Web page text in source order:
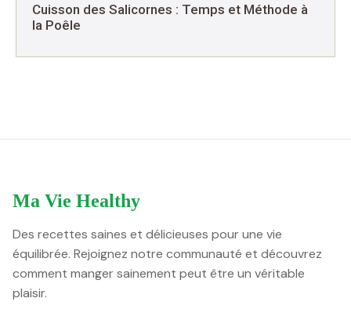
Cuisson des Salicornes : Temps et Méthode à
la Poêle
Ma Vie Healthy
Des recettes saines et délicieuses pour une vie
équilibrée. Rejoignez notre communauté et découvrez
comment manger sainement peut être un véritable
plaisir.